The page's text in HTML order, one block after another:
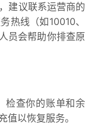
建议联系运营商的
热线（如10010、
员会帮助你排查原
检查你的账单和余
值以恢复服务。